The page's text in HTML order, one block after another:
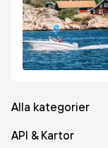
Alla kategorier
API & Kartor